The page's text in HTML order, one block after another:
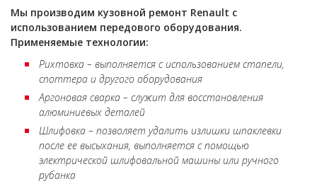
Мы производим кузовной ремонт Renault с
использованием передового оборудования.
Применяемые технологии:
Рихтовка – выполняется с использованием стапели,
споттера и другого оборудования
Аргоновая сварка – служит для восстановления
алюминиевых деталей
Шлифовка – позволяет удалить излишки шпаклевки
после ее высыхания, выполняется с помощью
электрической шлифовальной машины или ручного
рубанка